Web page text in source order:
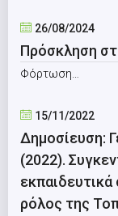
26/08/2024
Πρόσκληση
Φόρτωση…
15/11/2022
Δημοσίευση:
(2022).
ρόλος της